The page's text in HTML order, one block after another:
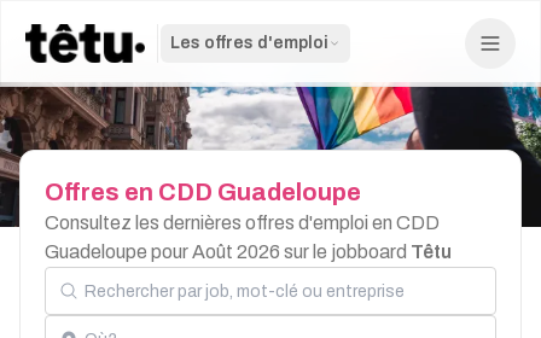
Les offres d'emploi
Offres en CDD Guadeloupe
Consultez les dernières offres d'emploi en CDD
Guadeloupe pour Août 2026 sur le jobboard Têtu
Rechercher par job, mot-clé ou entreprise
Localisation